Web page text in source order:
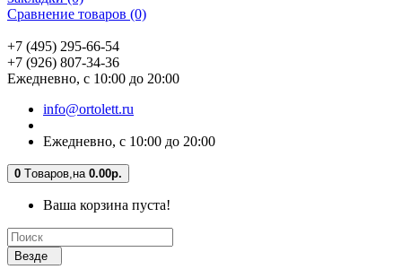
Сравнение товаров (0)
+7 (495) 295-66-54
+7 (926) 807-34-36
Ежедневно, с 10:00 до 20:00
info@ortolett.ru
Ежедневно, с 10:00 до 20:00
0 Tоваров, на 0.00р.
Ваша корзина пуста!
Везде